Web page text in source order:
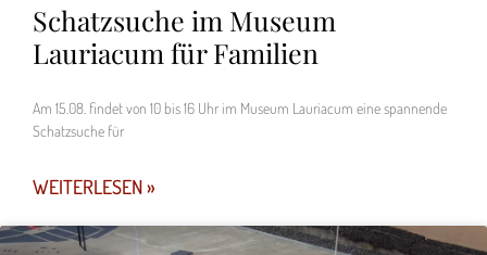
Schatzsuche im Museum
Lauriacum für Familien
Am 15.08. findet von 10 bis 16 Uhr im Museum Lauriacum eine spannende
Schatzsuche für
WEITERLESEN »